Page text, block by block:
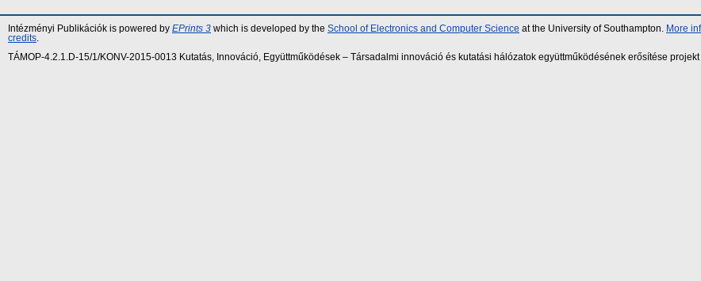
Intézményi Publikációk is powered by EPrints 3 which is developed by the School of Electronics and Computer Science at the University of Southampton.
More
credits
TÁMOP-4.2.1.D-15/1/KONV-2015-0013 Kutatás, Innováció, Együttműködések – Társadalmi innováció és kutatási hálózatok együttműködésének erősítése